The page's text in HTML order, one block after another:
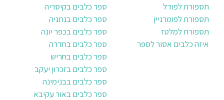
תספורת לפודל
תספורת לפומרניין
תספורת למלטז
איזה כלבים אסור לספר
ספר כלבים בקיסריה
ספר כלבים בנתניה
ספר כלבים בכפר יונה
ספר כלבים בחדרה
ספר כלבים בחריש
ספר כלבים בזכרון יעקב
ספר כלבים בבנימינה
ספר כלבים באור עקיבא